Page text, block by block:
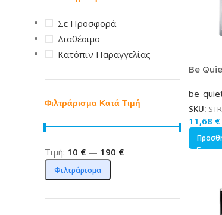
Σε Προσφορά
Διαθέσιμο
Κατόπιν Παραγγελίας
Φιλτράρισμα Κατά Τιμή
Φιλτράρισμα
Τιμή: 10 € — 190 €
Be
be-
SKU:
11,68 €